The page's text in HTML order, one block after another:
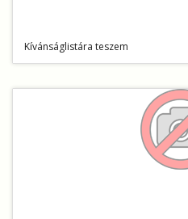
Kívánságlistára teszem